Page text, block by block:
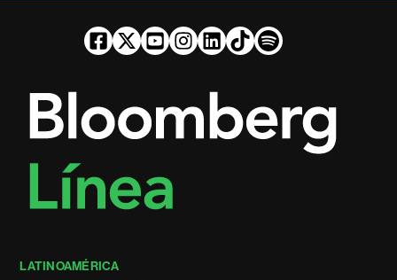
LATINOAMÉRICA